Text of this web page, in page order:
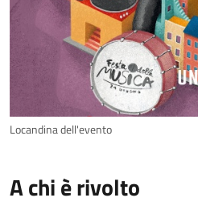
Locandina dell'evento
A chi è rivolto